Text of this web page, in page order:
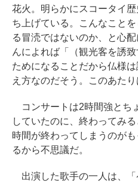
花火。明らかにスコータイ
ち上げている。こんなこと
る冒涜ではないのか、と心
んによれば「（観光客を誘
ためになることだから仏様
え方なのだそう。このあた
コンサートは2時間強とち
していたのに、終わってみ
時間が終わってしまうのが
るから不思議だ。
出演した歌手の一人は、「